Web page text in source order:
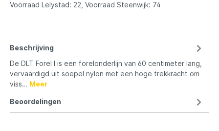
Voorraad Lelystad: 22, Voorraad Steenwijk: 74
Beschrijving
De DLT Forel I is een forelonderlijn van 60 centimeter lang,
vervaardigd uit soepel nylon met een hoge trekkracht om
viss… Meer
Beoordelingen